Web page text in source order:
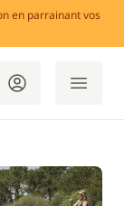
en parrainant vos